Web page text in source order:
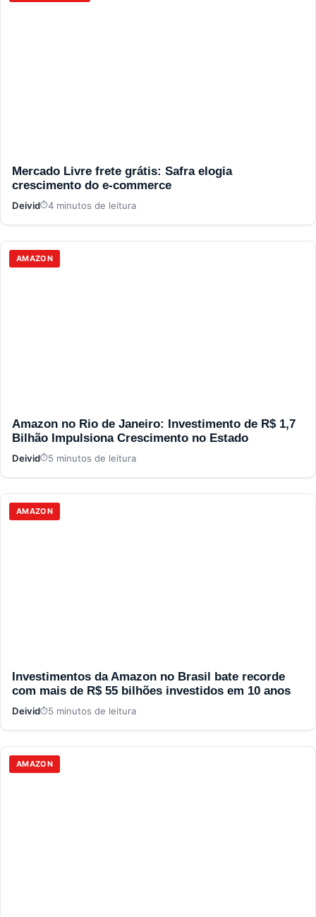
Mercado Livre frete grátis: Safra elogia
crescimento do e-commerce
Deivid 4 minutos de leitura
AMAZON
Amazon no Rio de Janeiro: Investimento de R$ 1,7
Bilhão Impulsiona Crescimento no Estado
Deivid 5 minutos de leitura
AMAZON
Investimentos da Amazon no Brasil bate recorde
com mais de R$ 55 bilhões investidos em 10 anos
Deivid 5 minutos de leitura
AMAZON